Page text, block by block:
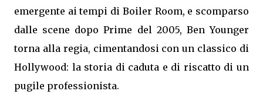
emergente ai tempi di Boiler Room, e scomparso
dalle scene dopo Prime del 2005, Ben Younger
torna alla regia, cimentandosi con un classico di
Hollywood: la storia di caduta e di riscatto di un
pugile professionista.